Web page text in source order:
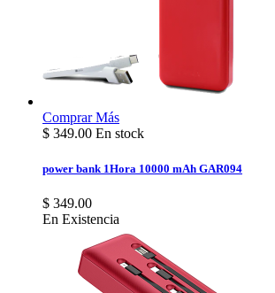
ComprarMás
$ 349.00 En stock
power bank 1Hora 10000 mAh GAR094
$ 349.00
En Existencia